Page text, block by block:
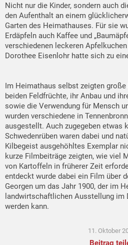
Nicht nur die Kinder, sondern auch
den Aufenthalt an einem
Garten des Heimathauses. Für sie
Erdäpfeln auch Kaffee und
verschiedenen leckeren
Dorothee Eisenlohr hatte sich zu
Im Heimathaus selbst zeigten
beiden Feldfrüchte, ihr Anbau und
sowie die Verwendung für Mensch
wurden verschiedene in
ausgestellt. Auch zugegeben etwas
Schwedenrüben waren dabei und
Kilbegeist ausgehöhltes Exemplar
kurze Filmbeiträge zeigten, wie viel
von Kartoffeln in früherer Zeit
entdeckt wurde dabei ein Film über
Georgen um das Jahr 1900, der im
landwirtschaftlichen Ausstellung im
werden kann.
11. Oktober
Beitrag